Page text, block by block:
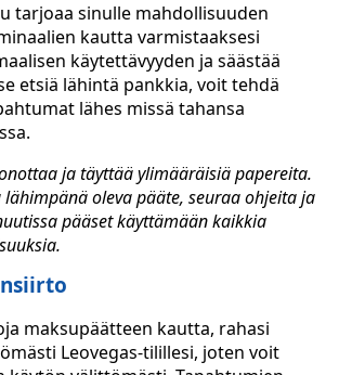
tarjoaa sinulle mahdollisuuden
kautta varmistaaksesi
käytettävyyden ja säästää
etsiä lähintä pankkia, voit tehdä
lähes missä tahansa
ja täyttää ylimääräisiä papereita.
lähimpänä oleva pääte, seuraa ohjeita ja
pääset käyttämään kaikkia
maksupäätteen kautta, rahasi
Leovegas-tilillesi, joten voit